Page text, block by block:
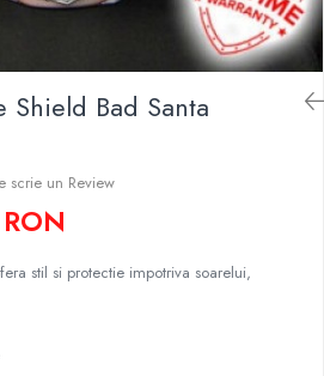
Shield Bad Santa
scrie un Review
stil si protectie impotriva soarelui,